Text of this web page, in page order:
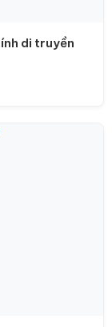
di truyền